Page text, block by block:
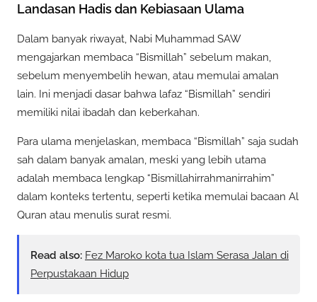
Landasan Hadis dan Kebiasaan Ulama
Dalam banyak riwayat, Nabi Muhammad SAW
mengajarkan membaca “Bismillah” sebelum makan,
sebelum menyembelih hewan, atau memulai amalan
lain. Ini menjadi dasar bahwa lafaz “Bismillah” sendiri
memiliki nilai ibadah dan keberkahan.
Para ulama menjelaskan, membaca “Bismillah” saja sudah
sah dalam banyak amalan, meski yang lebih utama
adalah membaca lengkap “Bismillahirrahmanirrahim”
dalam konteks tertentu, seperti ketika memulai bacaan Al
Quran atau menulis surat resmi.
Read also: Fez Maroko kota tua Islam Serasa Jalan di
Perpustakaan Hidup